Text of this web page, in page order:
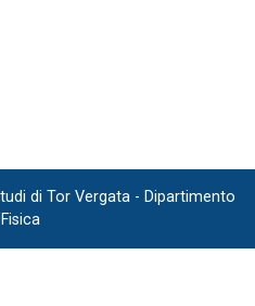
di Tor Vergata - Dipartimento